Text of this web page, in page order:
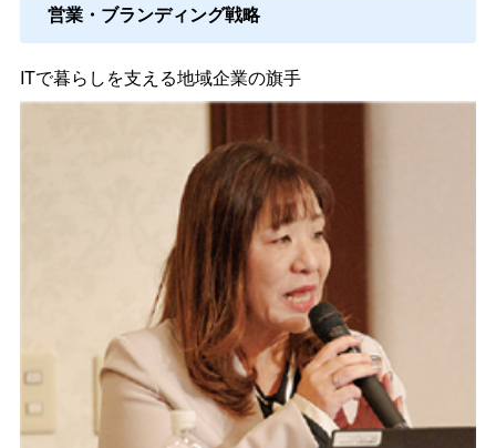
営業・ブランディング戦略
ITで暮らしを支える地域企業の旗手